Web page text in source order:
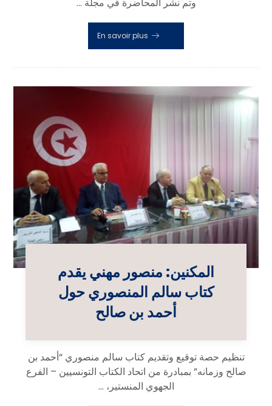
En savoir plus
المكنين: منصور مهني يقدم
كتاب سالم المنصوري حول
أحمد بن صالح
تنظيم حصة توقيع وتقديم كتاب سالم منصوري “أحمد بن
صالح وزمانه” بمبادرة من اتحاد الكتاب التونسيين – الفرع
الجهوي المنستير، ...